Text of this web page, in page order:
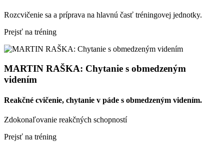
Rozcvičenie sa a príprava na hlavnú časť tréningovej jednotky.
Prejsť na tréning
MARTIN RAŠKA: Chytanie s obmedzeným
videním
Reakčné cvičenie, chytanie v páde s obmedzeným videním.
Zdokonaľovanie reakčných schopností
Prejsť na tréning